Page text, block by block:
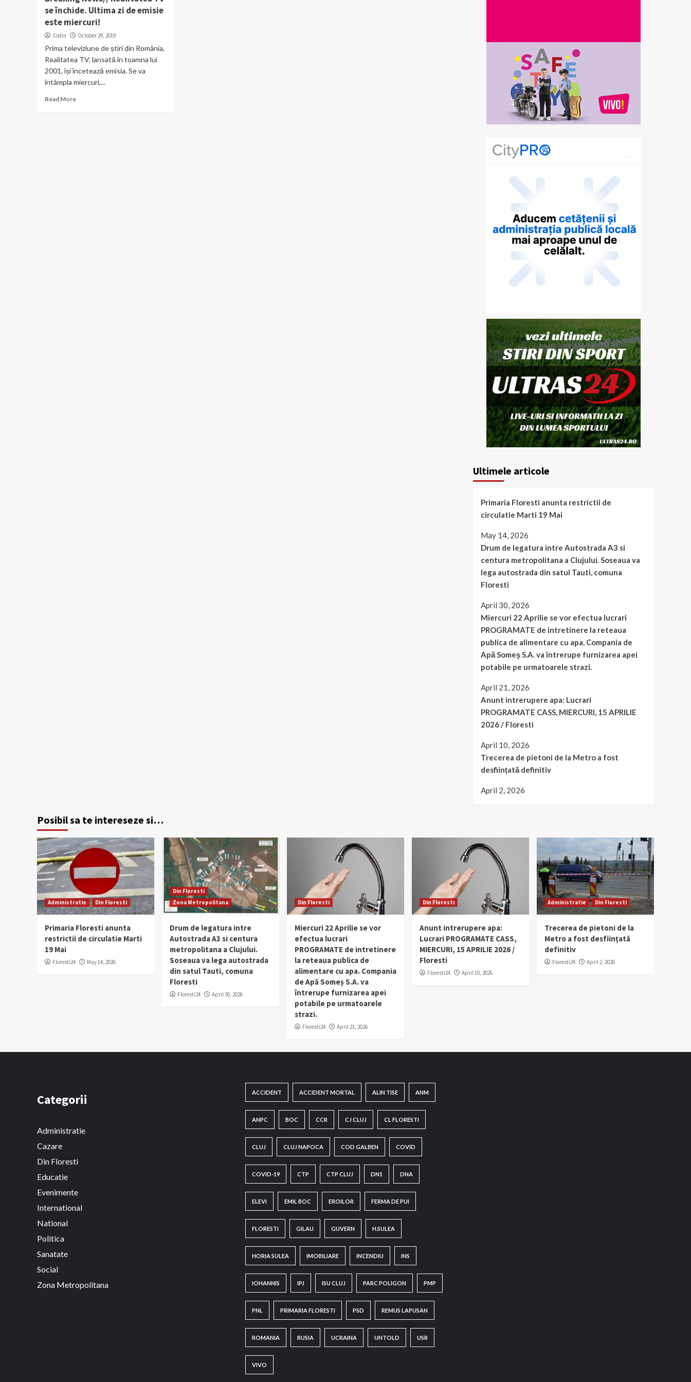
se închide. Ultima zi de emisie
este miercuri!
Codin October 29, 2019
Prima televiziune de știri din România,
Realitatea TV, lansată în toamna lui
2001, își încetează emisia. Se va
întâmpla miercuri,...
Read More
Ultimele articole
Primaria Floresti anunta restrictii de
circulatie Marti 19 Mai
May 14, 2026
Drum de legatura intre Autostrada A3 si
centura metropolitana a Clujului. Soseaua va
lega autostrada din satul Tauti, comuna
Floresti
April 30, 2026
Miercuri 22 Aprilie se vor efectua lucrari
PROGRAMATE de intretinere la reteaua
publica de alimentare cu apa. Compania de
Apă Someș S.A. va întrerupe furnizarea apei
potabile pe urmatoarele strazi.
April 21, 2026
Anunt intrerupere apa: Lucrari
PROGRAMATE CASS, MIERCURI, 15 APRILIE
2026 / Floresti
April 10, 2026
Trecerea de pietoni de la Metro a fost
desființată definitiv
April 2, 2026
Posibil sa te intereseze si…
Administratie Din Floresti
Primaria Floresti anunta
restrictii de circulatie Marti
19 Mai
Floresti24 May 14, 2026
Din Floresti
Zona Metropolitana
Drum de legatura intre
Autostrada A3 si centura
metropolitana a Clujului.
Soseaua va lega autostrada
din satul Tauti, comuna
Floresti
Floresti24 April 30, 2026
Din Floresti
Miercuri 22 Aprilie se vor
efectua lucrari
PROGRAMATE de intretinere
la reteaua publica de
alimentare cu apa. Compania
de Apă Someș S.A. va
întrerupe furnizarea apei
potabile pe urmatoarele
strazi.
Floresti24 April 21, 2026
Din Floresti
Anunt intrerupere apa:
Lucrari PROGRAMATE CASS,
MIERCURI, 15 APRILIE 2026 /
Floresti
Floresti24 April 10, 2026
Administratie Din Floresti
Trecerea de pietoni de la
Metro a fost desființată
definitiv
Floresti24 April 2, 2026
Categorii
Administratie
Cazare
Din Floresti
Educatie
Evenimente
International
National
Politica
Sanatate
Social
Zona Metropolitana
ACCIDENT ACCIDENT MORTAL ALIN TISE ANM
ANPC BOC CCR CJ CLUJ CL FLORESTI
CLUJ CLUJ NAPOCA COD GALBEN COVID
COVID-19 CTP CTP CLUJ DN1 DNA
ELEVI EMIL BOC EROILOR FERMA DE PUI
FLORESTI GILAU GUVERN H.SULEA
HORIA SULEA IMOBILIARE INCENDIU INS
IOHANNIS IPJ ISU CLUJ PARC POLIGON PMP
PNL PRIMARIA FLORESTI PSD REMUS LAPUSAN
ROMANIA RUSIA UCRAINA UNTOLD USR
VIVO